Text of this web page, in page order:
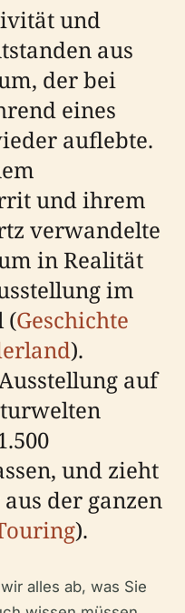
und
aus
der bei
eines
auflebte.
und ihrem
verwandelte
in Realität
im
(Geschichte
).
auf
und zieht
der ganzen
).
alles ab, was Sie